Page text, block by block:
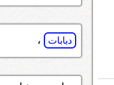
دبابات ،